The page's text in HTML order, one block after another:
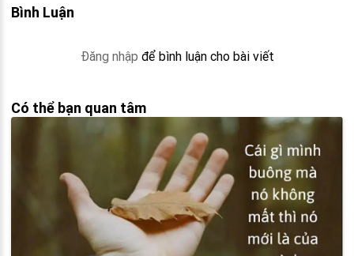
Bình Luận
Đăng nhập để bình luận cho bài viết
Có thể bạn quan tâm